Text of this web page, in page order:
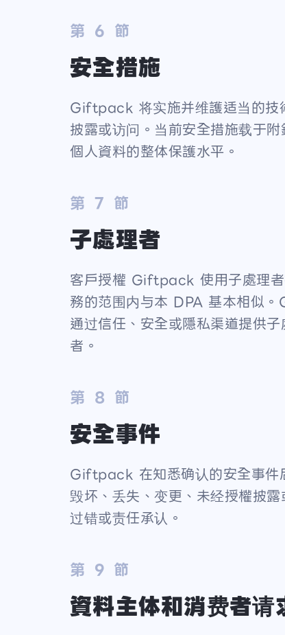
第 6 節
安全措施
Giftpack 将实施并维護适当的技
披露或访问。当前安全措施载于
個人資料的整体保護水平。
第 7 節
子處理者
客戶授權 Giftpack 使用子處理
務的范围内与本 DPA 基本相似
通过信任、安全或隱私渠道提供
者。
第 8 節
安全事件
Giftpack 在知悉确认的安全事件
毁坏、丢失、变更、未经授權披
过错或责任承认。
第 9 節
資料主体和消费者请